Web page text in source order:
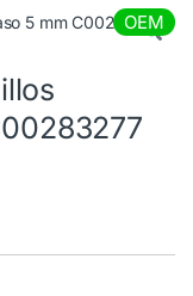
OEM